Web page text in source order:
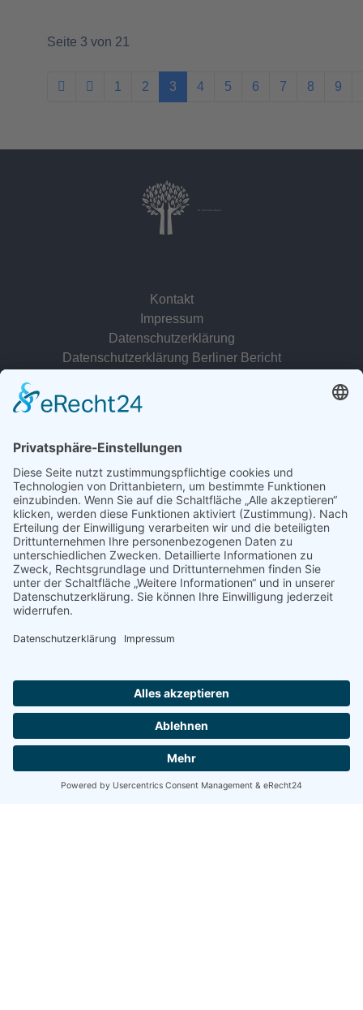
Seite 3 von 21
1 2 3 4 5 6 7 8 9
Kontakt
Impressum
Datenschutzerklärung
Datenschutzerklärung Berliner Bericht
© 2022 - 2026 Dr. Christina Baum. Alle Rechte vorbehalten.